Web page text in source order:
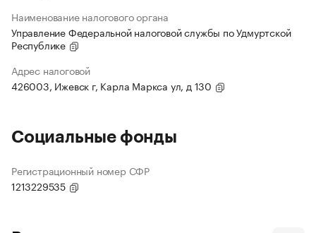
Наименование налогового органа
Управление Федеральной налоговой службы по Удмуртской
Республике
Адрес налоговой
426003, Ижевск г, Карла Маркса ул, д 130
Социальные фонды
Регистрационный номер СФР
1213229535